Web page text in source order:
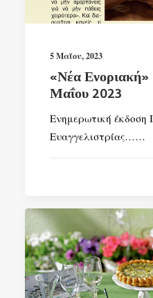
5 Μαΐου, 2023
«Νέα
Μαΐου 2023
Ενημερωτική έκδοση
Ευαγγελιστρίας……